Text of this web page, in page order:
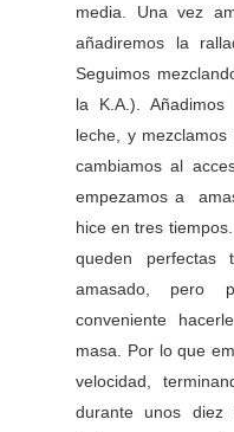
media. Una vez
añadiremos la
Seguimos
la K.A.).
leche, y
cambiamos al
empezamos a
hice en tres
queden
amasado, pero
conveniente
masa. Por lo que
velocidad,
durante unos diez